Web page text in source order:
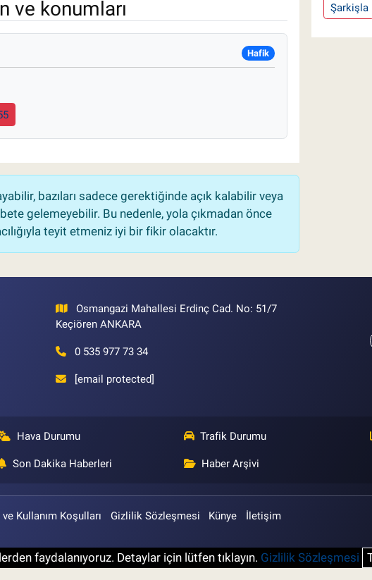
ve konumları
Hafik
bazıları sadece gerektiğinde açık kalabilir veya
gelemeyebilir. Bu nedenle, yola çıkmadan önce
teyit etmeniz iyi bir fikir olacaktır.
Şarkişla
Osmangazi Mahallesi Erdinç Cad. No: 51/7
Keçiören ANKARA
0 535 977 73 34
[email protected]
Hava Durumu Trafik Durumu
Son Dakika Haberleri Haber Arşivi
Kullanım Koşulları Gizlilik Sözleşmesi Künye İletişim
faydalanıyoruz. Detaylar için lütfen tıklayın. Gizlilik Sözleşmesi